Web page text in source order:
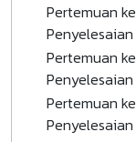
Pertemuan
Pertemuan
Pertemuan